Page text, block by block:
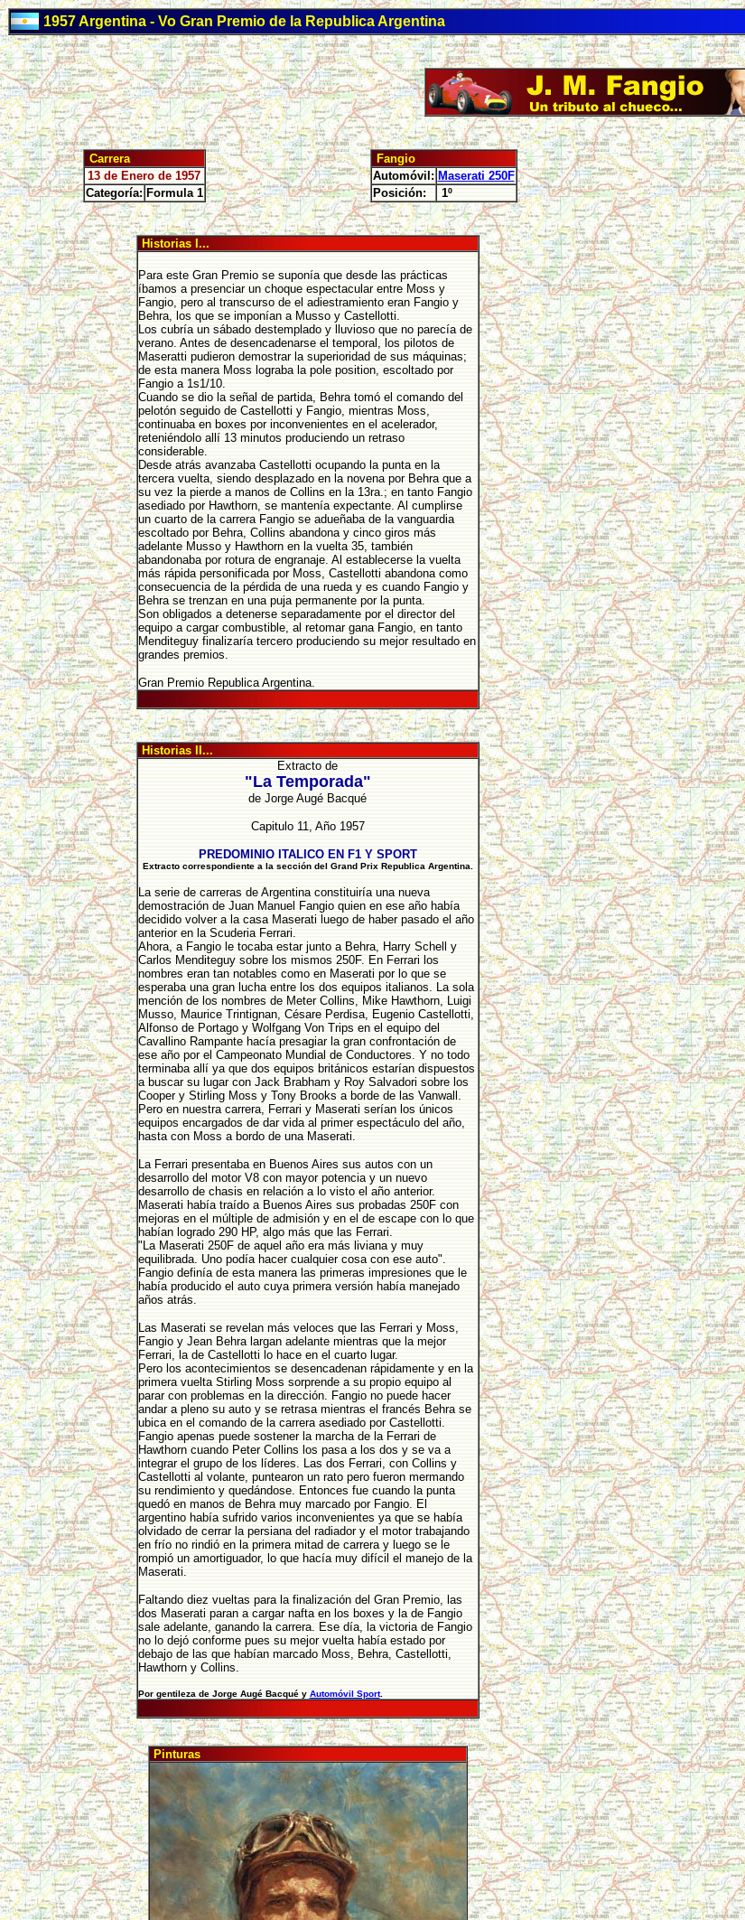
1957 Argentina - Vo Gran Premio de la Republica Argentina
Carrera
13 de Enero de 1957
Categoría: Formula 1
Fangio
Automóvil: Maserati 250F
Posición:
1º
Historias I...
Para este Gran Premio se suponía que desde las prácticas
íbamos a presenciar un choque espectacular entre Moss y
Fangio, pero al transcurso de el adiestramiento eran Fangio y
Behra, los que se imponían a Musso y Castellotti.
Los cubría un sábado destemplado y lluvioso que no parecía de
verano. Antes de desencadenarse el temporal, los pilotos de
Maseratti pudieron demostrar la superioridad de sus máquinas;
de esta manera Moss lograba la pole position, escoltado por
Fangio a 1s1/10.
Cuando se dio la señal de partida, Behra tomó el comando del
pelotón seguido de Castellotti y Fangio, mientras Moss,
continuaba en boxes por inconvenientes en el acelerador,
reteniéndolo allí 13 minutos produciendo un retraso
considerable.
Desde atrás avanzaba Castellotti ocupando la punta en la
tercera vuelta, siendo desplazado en la novena por Behra que a
su vez la pierde a manos de Collins en la 13ra.; en tanto Fangio
asediado por Hawthorn, se mantenía expectante. Al cumplirse
un cuarto de la carrera Fangio se adueñaba de la vanguardia
escoltado por Behra, Collins abandona y cinco giros más
adelante Musso y Hawthorn en la vuelta 35, también
abandonaba por rotura de engranaje. Al establecerse la vuelta
más rápida personificada por Moss, Castellotti abandona como
consecuencia de la pérdida de una rueda y es cuando Fangio y
Behra se trenzan en una puja permanente por la punta.
Son obligados a detenerse separadamente por el director del
equipo a cargar combustible, al retomar gana Fangio, en tanto
Menditeguy finalizaría tercero produciendo su mejor resultado en
grandes premios.
Gran Premio Republica Argentina.
Historias II...
Extracto de
"La Temporada"
de Jorge Augé Bacqué
Capitulo 11, Año 1957
PREDOMINIO ITALICO EN F1 Y SPORT
Extracto correspondiente a la sección del Grand Prix Republica Argentina.
La serie de carreras de Argentina constituiría una nueva
demostración de Juan Manuel Fangio quien en ese año había
decidido volver a la casa Maserati luego de haber pasado el año
anterior en la Scuderia Ferrari.
Ahora, a Fangio le tocaba estar junto a Behra, Harry Schell y
Carlos Menditeguy sobre los mismos 250F. En Ferrari los
nombres eran tan notables como en Maserati por lo que se
esperaba una gran lucha entre los dos equipos italianos. La sola
mención de los nombres de Meter Collins, Mike Hawthorn, Luigi
Musso, Maurice Trintignan, Césare Perdisa, Eugenio Castellotti,
Alfonso de Portago y Wolfgang Von Trips en el equipo del
Cavallino Rampante hacía presagiar la gran confrontación de
ese año por el Campeonato Mundial de Conductores. Y no todo
terminaba allí ya que dos equipos británicos estarían dispuestos
a buscar su lugar con Jack Brabham y Roy Salvadori sobre los
Cooper y Stirling Moss y Tony Brooks a borde de las Vanwall.
Pero en nuestra carrera, Ferrari y Maserati serían los únicos
equipos encargados de dar vida al primer espectáculo del año,
hasta con Moss a bordo de una Maserati.
La Ferrari presentaba en Buenos Aires sus autos con un
desarrollo del motor V8 con mayor potencia y un nuevo
desarrollo de chasis en relación a lo visto el año anterior.
Maserati había traído a Buenos Aires sus probadas 250F con
mejoras en el múltiple de admisión y en el de escape con lo que
habían logrado 290 HP, algo más que las Ferrari.
"La Maserati 250F de aquel año era más liviana y muy
equilibrada. Uno podía hacer cualquier cosa con ese auto".
Fangio definía de esta manera las primeras impresiones que le
había producido el auto cuya primera versión había manejado
años atrás.
Las Maserati se revelan más veloces que las Ferrari y Moss,
Fangio y Jean Behra largan adelante mientras que la mejor
Ferrari, la de Castellotti lo hace en el cuarto lugar.
Pero los acontecimientos se desencadenan rápidamente y en la
primera vuelta Stirling Moss sorprende a su propio equipo al
parar con problemas en la dirección. Fangio no puede hacer
andar a pleno su auto y se retrasa mientras el francés Behra se
ubica en el comando de la carrera asediado por Castellotti.
Fangio apenas puede sostener la marcha de la Ferrari de
Hawthorn cuando Peter Collins los pasa a los dos y se va a
integrar el grupo de los líderes. Las dos Ferrari, con Collins y
Castellotti al volante, puntearon un rato pero fueron mermando
su rendimiento y quedándose. Entonces fue cuando la punta
quedó en manos de Behra muy marcado por Fangio. El
argentino había sufrido varios inconvenientes ya que se había
olvidado de cerrar la persiana del radiador y el motor trabajando
en frío no rindió en la primera mitad de carrera y luego se le
rompió un amortiguador, lo que hacía muy difícil el manejo de la
Maserati.
Faltando diez vueltas para la finalización del Gran Premio, las
dos Maserati paran a cargar nafta en los boxes y la de Fangio
sale adelante, ganando la carrera. Ese día, la victoria de Fangio
no lo dejó conforme pues su mejor vuelta había estado por
debajo de las que habían marcado Moss, Behra, Castellotti,
Hawthorn y Collins.
Por gentileza de Jorge Augé Bacqué y Automóvil Sport.
Pinturas